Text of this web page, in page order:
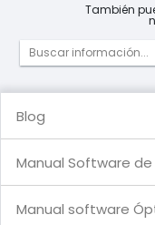
También
Blog
Manual Software
Usuarios
Compras - Egresos
Ventas Ingresos
Ventas POS (Aplica
Factura Electrónica
Documentos (Aplica
Inventario
Recurso Humano
Datos de Referencia
Reportes
Caja y Bancos
Cartera
Contabilidad (Aplica
Configuración de
Generalidades
Nómina Electrónica
Documento Soporte
Manual software